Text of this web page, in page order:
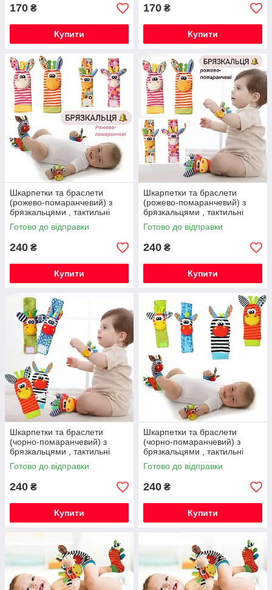
170 ₴
Купити
170 ₴
Купити
Шкарпетки та браслети
(рожево-помаранчевий) з
брязкальцями , тактильні
іграшки для малюків,
шарудять і дзвенять (набір з
Готово до відправки
240 ₴
Купити
Шкарпетки та браслети
(рожево-помаранчевий) з
брязкальцями , тактильні
іграшки для малюків,
шарудять і дзвенять (набір з
Готово до відправки
240 ₴
Купити
Шкарпетки та браслети
(чорно-помаранчевий) з
брязкальцями , тактильні
іграшки для малюків,
шарудять і дзвенять (набір з
Готово до відправки
240 ₴
Купити
Шкарпетки та браслети
(чорно-помаранчевий) з
брязкальцями , тактильні
іграшки для малюків,
шарудять і дзвенять (набір з
Готово до відправки
240 ₴
Купити